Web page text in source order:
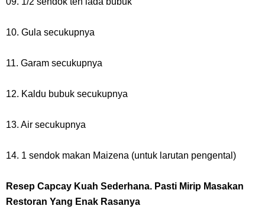
10. Gula secukupnya
11. Garam secukupnya
12. Kaldu bubuk secukupnya
13. Air secukupnya
14. 1 sendok makan Maizena (untuk larutan pengental)
Resep Capcay Kuah Sederhana. Pasti Mirip Masakan
Restoran Yang Enak Rasanya